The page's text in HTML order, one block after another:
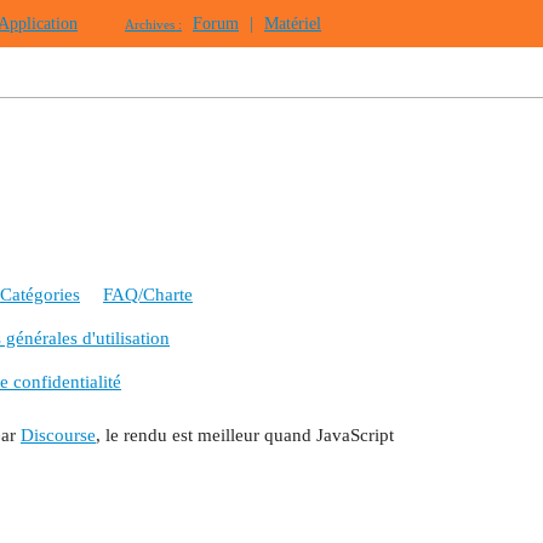
Archives : Forum Matériel
Catégories FAQ/Charte
d'utilisation
confidentialité
Discourse, le rendu est meilleur quand JavaScript